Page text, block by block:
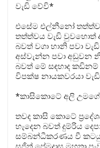
වැඩි වේවි*
එසේම එල්නීනෝ
තත්ත්වය වැඩි වුවහොත්
බවත් වගා හානි පවා
අස්වැන්න පවා අඩුවන
බවත් මේ සඳහාද
විපක්ෂ නායකවරයා
*කාසිකොටේ ⁣අලි
තවද කාසි කොටේ
හැදෙන බවත් දුම්රිය
සම්බන්ධීකරණය වී